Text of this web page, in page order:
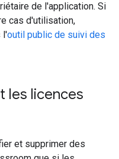
de l'application. Si
cas d'utilisation,
l'outil public de suivi des
les licences
et supprimer des